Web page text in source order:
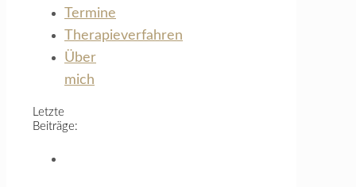
Termine
Therapieverfahren
Über
mich
Letzte
Beiträge: